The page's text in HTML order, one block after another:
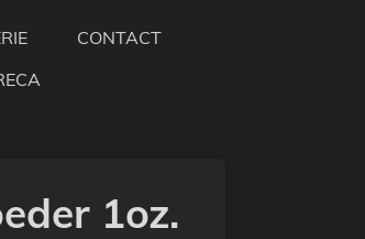
CONTACT
1oz.